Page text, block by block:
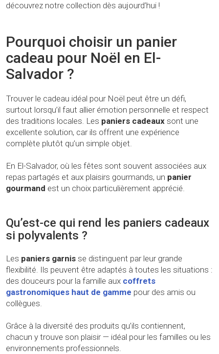
découvrez notre collection dès aujourd’hui !
Pourquoi choisir un panier
cadeau pour Noël en El-
Salvador ?
Trouver le cadeau idéal pour Noël peut être un défi,
surtout lorsqu’il faut allier émotion personnelle et respect
des traditions locales. Les paniers cadeaux sont une
excellente solution, car ils offrent une expérience
complète plutôt qu’un simple objet.
En El-Salvador, où les fêtes sont souvent associées aux
repas partagés et aux plaisirs gourmands, un panier
gourmand est un choix particulièrement apprécié.
Qu’est-ce qui rend les paniers cadeaux
si polyvalents ?
Les paniers garnis se distinguent par leur grande
flexibilité. Ils peuvent être adaptés à toutes les situations :
des douceurs pour la famille aux coffrets
gastronomiques haut de gamme pour des amis ou
collègues.
Grâce à la diversité des produits qu’ils contiennent,
chacun y trouve son plaisir — idéal pour les familles ou les
environnements professionnels.